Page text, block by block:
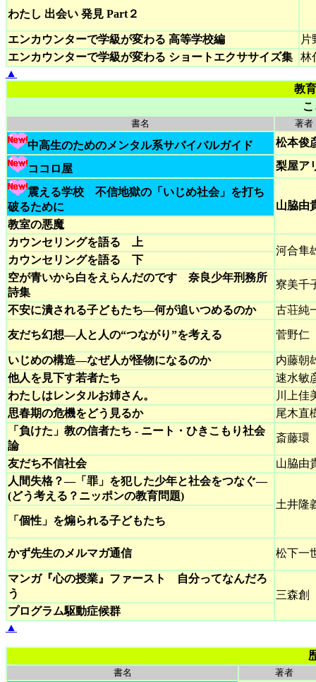
わたし 出会い 発見 Part２
エンカウンターで学級が変わる 高等学校編
エンカウンターで学級が変わる ショートエクササイズ集
林
▲
教
書名 著者
中高生のためのメンタル系サバイバルガイド 松本俊
ココロ屋 梨屋ア
震える学校 不信地獄の「いじめ社会」を打ち
破るために
山脇由
教室の悪魔
カウンセリングを語る 上
河合隼
カウンセリングを語る 下
空が青いから白をえらんだのです 奈良少年刑務所
詩集
寮美千
不安に潰される子どもたち―何が追いつめるのか 古荘純
友だち幻想―人と人の“つながり”を考える 菅野仁
いじめの構造―なぜ人が怪物になるのか
内藤朝
他人を見下す若者たち
速水敏
わたしはレンタルお姉さん。
川上佳
思春期の危機をどう見るか
尾木直
「負けた」教の信者たち - ニート・ひきこもり社会
論
斎藤環
友だち不信社会
山脇由
人間失格？―「罪」を犯した少年と社会をつなぐ―
(どう考える？ニッポンの教育問題)
土井隆
「個性」を煽られる子どもたち
かず先生のメルマガ通信 松下一
マンガ『心の授業』ファースト 自分ってなんだろ
う
三森創
プログラム駆動症候群
▲
書名 著者